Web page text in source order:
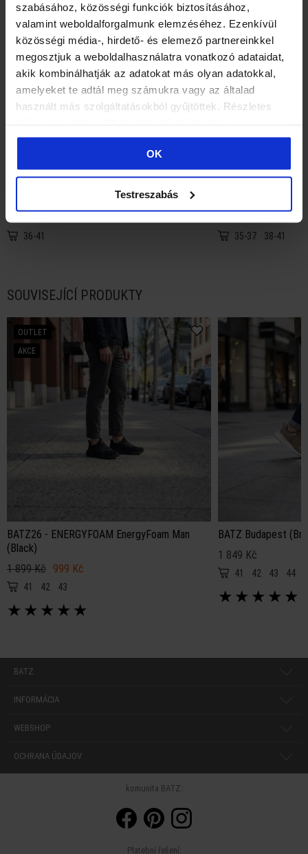
szabásához, közösségi funkciók biztosításához,
valamint weboldalforgalmunk elemzéséhez. Ezenkívül
közösségi média-, hirdető- és elemező partnereinkkel
megosztjuk a weboldalhasználatra vonatkozó adataidat,
akik kombinálhatják az adatokat más olyan adatokkal,
amelyeket te adtál meg számukra vagy az általad
használt más szolgáltatásokból gyűjtöttek. Részletes
OK
Testreszabás
BATZ LIFESTYLE 3 páry One size (černá/
černá/černá) kotníkové ponožky
249 Kč
36-41
BATZ LIFESTYLE
35-37 38-41
SOUVISEJÍCÍ PRODUKTY
OUTLET
AKCE
BATZ26 - ENERGYFOAM EnergyFoam Man
(Black)
1 899 Kč 999 Kč
41 42 43
★ ★ ★ ★ ★
BATZ Budapest
1 849 Kč
41 42 43 44
★ ★ ★ ★ ★
BATZ
INFORMÁCIA
WEBSHOP
OCHRANA ÚDAJOV
komunita BATZ:
Platební řešení: